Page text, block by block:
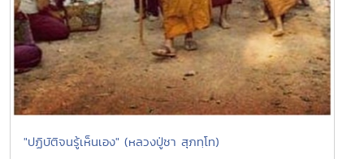
"ปฏิบัติจนรู้เห็นเอง" (หลวงปู่ชา สุภทฺโท)